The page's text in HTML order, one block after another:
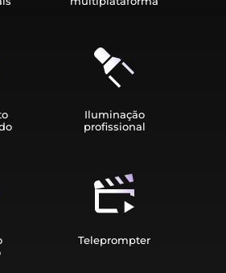
Iluminação
profissional
Teleprompter